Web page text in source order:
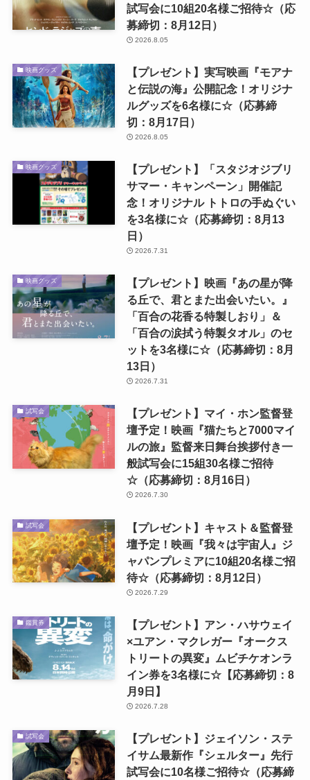
試写会に10組20名様ご招待☆（応
募締切：8月12日）
2026.8.05
映画グッズ
【プレゼント】実写映画『モアナ
と伝説の海』公開記念！オリジナ
ルグッズを6名様に☆（応募締
切：8月17日）
2026.8.05
映画グッズ
【プレゼント】「スタジオジブリ
サマー・キャンペーン」開催記
念！オリジナル トトロの手ぬぐい
を3名様に☆（応募締切：8月13
日）
2026.7.31
映画グッズ
【プレゼント】映画『あの星が降
る丘で、君とまた出会いたい。』
「百合の花香る特製しおり」＆
「百合の涙拭う特製タオル」のセ
ットを3名様に☆（応募締切：8月
13日）
2026.7.31
試写会
【プレゼント】マイ・ホン監督登
壇予定！映画『猫たちと7000マイ
ルの旅』監督来日舞台挨拶付き一
般試写会に15組30名様ご招待
☆（応募締切：8月16日）
2026.7.30
試写会
【プレゼント】キャスト＆監督登
壇予定！映画『我々は宇宙人』ジ
ャパンプレミアに10組20名様ご招
待☆（応募締切：8月12日）
2026.7.29
鑑賞券
【プレゼント】アン・ハサウェイ
×ユアン・マクレガー『オークス
トリートの異変』ムビチケオンラ
イン券を3名様に☆【応募締切：8
月9日】
2026.7.28
試写会
【プレゼント】ジェイソン・ステ
イサム最新作『シェルター』先行
試写会に10名様ご招待☆（応募締